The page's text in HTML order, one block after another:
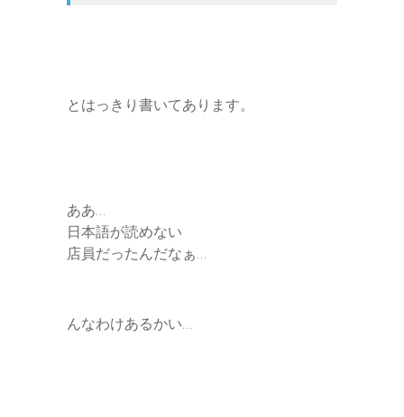
とはっきり書いてあります。
ああ…
日本語が読めない
店員だったんだなぁ…
んなわけあるかい…